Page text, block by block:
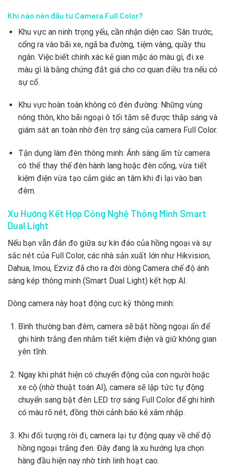
Khi nào nên đầu tư Camera Full Color?
Khu vực an ninh trọng yếu, cần nhận diện cao: Sân trước,
cổng ra vào bãi xe, ngã ba đường, tiệm vàng, quầy thu
ngân. Việc biết chính xác kẻ gian mặc áo màu gì, đi xe
màu gì là bằng chứng đắt giá cho cơ quan điều tra nếu có
sự cố.
Khu vực hoàn toàn không có đèn đường: Những vùng
nông thôn, kho bãi ngoại ô tối tăm sẽ được thắp sáng và
giám sát an toàn nhờ đèn trợ sáng của camera Full Color.
Tận dụng làm đèn thông minh: Ánh sáng ấm từ camera
có thể thay thế đèn hành lang hoặc đèn cổng, vừa tiết
kiệm điện vừa tạo cảm giác an tâm khi đi lại vào ban
đêm.
Xu Hướng Kết Hợp Công Nghệ Thông Minh Smart
Dual Light
Nếu bạn vẫn đắn đo giữa sự kín đáo của hồng ngoại và sự
sắc nét của Full Color, các nhà sản xuất lớn như Hikvision,
Dahua, Imou, Ezviz đã cho ra đời dòng Camera chế độ ánh
sáng kép thông minh (Smart Dual Light) kết hợp AI.
Dòng camera này hoạt động cực kỳ thông minh:
Bình thường ban đêm, camera sẽ bật hồng ngoại ẩn để
ghi hình trắng đen nhằm tiết kiệm điện và giữ không gian
yên tĩnh.
Ngay khi phát hiện có chuyển động của con người hoặc
xe cộ (nhờ thuật toán AI), camera sẽ lập tức tự động
chuyển sang bật đèn LED trợ sáng Full Color để ghi hình
có màu rõ nét, đồng thời cảnh báo kẻ xâm nhập.
Khi đối tượng rời đi, camera lại tự động quay về chế độ
hồng ngoại trắng đen. Đây đang là xu hướng lựa chọn
hàng đầu hiện nay nhờ tính linh hoạt cao.